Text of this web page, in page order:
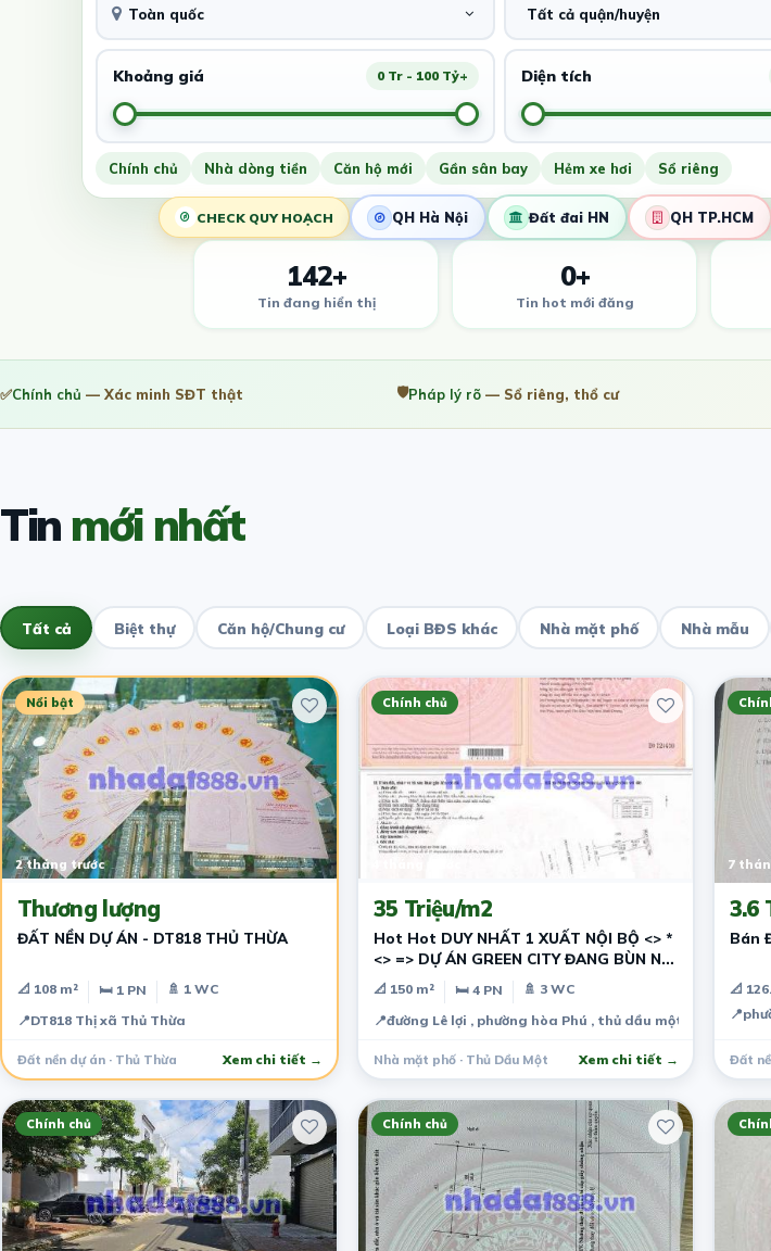
Toàn quốc Tất cả quận/huyện
Khoảng giá 0 Tr - 100 Tỷ+ Diện tích
Chính chủ Nhà dòng tiền Căn hộ mới Gần sân bay Hẻm xe hơi Sổ riêng
CHECK QUY HOẠCH QH Hà Nội Đất đai HN QH TP.HCM
142+
Tin đang hiển thị
0+
Tin hot mới đăng
✅Chính chủ — Xác minh SĐT thật 🛡️Pháp lý rõ — Sổ riêng, thổ cư
Tinmới nhất
Tất cả Biệt thự Căn hộ/Chung cư Loại BĐS khác Nhà mặt phố Nhà mẫu
Nổi bật
2 tháng trước
Thương lượng
ĐẤT NỀN DỰ ÁN - DT818 THỦ THỪA
📐 108 m² 🛏 1 PN
🚿 1 WC
📍DT818 Thị xã Thủ Thừa
Đất nền dự án · Thủ Thừa Xem chi tiết →
Chính chủ
35 Triệu/m2
Hot Hot DUY NHẤT 1 XUẤT NỘI BỘ <> *
<> => DỰ ÁN GREEN CITY ĐANG BÙN NỔ
TẠI TD
📐 150 m² 🛏 4 PN
🚿 3 WC
📍đường Lê lợi , phường hòa Phú , thủ dầu một , bình dương
Nhà mặt phố · Thủ Dầu Một Xem chi tiết →
7
3.6
Bán
📐
📍
Đất
Chính chủ Chính chủ